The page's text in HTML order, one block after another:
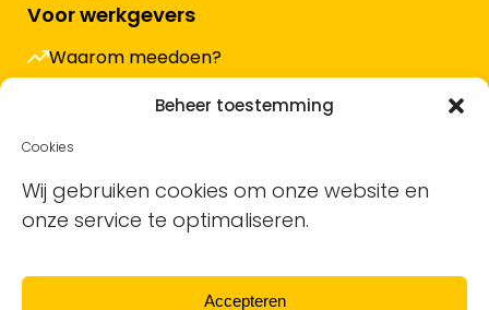
Beheer toestemming
Cookies
Wij gebruiken cookies om onze website en
onze service te optimaliseren.
Accepteren
Voor werkgevers
Waarom meedoen?
Hoe werkt het en wat kost het?
Vacature plaatsen
Sollicitanten ontvangen
Blog